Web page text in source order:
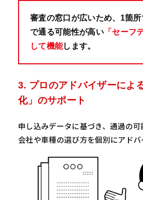
審査の窓口が広いため、1箇
で通る可能性が高い「セーフ
して機能します。
3. プロのアドバイザーによ
化」のサポート
申し込みデータに基づき、通過の
会社や車種の選び方を個別にアドバ